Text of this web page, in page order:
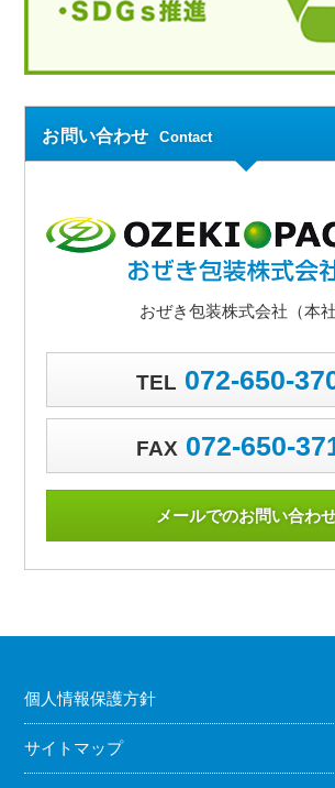
お問い合わせ Contact
おぜき包装株式会社（本社
TEL 072-650-
FAX 072-650-
メールでのお問い合わ
個人情報保護方針
サイトマップ